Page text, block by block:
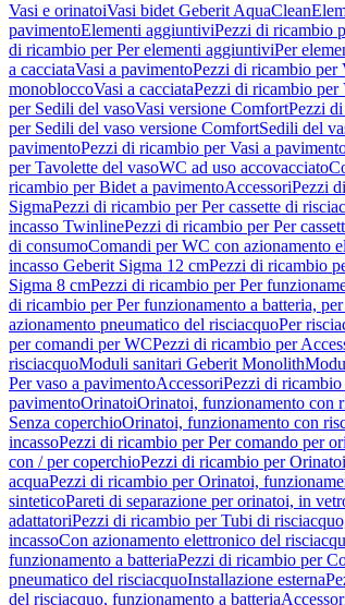
Vasi e orinatoiVasi bidet Geberit AquaClean
pavimentoElementi aggiuntiviPezzi di ricambio
di ricambio per Per elementi aggiuntiviPer
a cacciataVasi a pavimentoPezzi di ricambio per
monobloccoVasi a cacciataPezzi di ricambio per
per Sedili del vasoVasi versione ComfortPezzi
per Sedili del vaso versione ComfortSedili del
pavimentoPezzi di ricambio per Vasi a
per Tavolette del vasoWC ad uso accovacciato
ricambio per Bidet a pavimentoAccessoriPezzi
SigmaPezzi di ricambio per Per cassette di
incasso TwinlinePezzi di ricambio per Per
di consumoComandi per WC con azionamento
incasso Geberit Sigma 12 cmPezzi di ricambio
Sigma 8 cmPezzi di ricambio per Per
di ricambio per Per funzionamento a batteria,
azionamento pneumatico del risciacquoPer
per comandi per WCPezzi di ricambio per
risciacquoModuli sanitari Geberit Monolith
Per vaso a pavimentoAccessoriPezzi di ricambio
pavimentoOrinatoiOrinatoi, funzionamento con
Senza coperchioOrinatoi, funzionamento con
incassoPezzi di ricambio per Per comando per
con / per coperchioPezzi di ricambio per
acquaPezzi di ricambio per Orinatoi,
sinteticoPareti di separazione per orinatoi, in
adattatoriPezzi di ricambio per Tubi di
incassoCon azionamento elettronico del
funzionamento a batteriaPezzi di ricambio per
pneumatico del risciacquoInstallazione esterna
del risciacquo, funzionamento a batteria